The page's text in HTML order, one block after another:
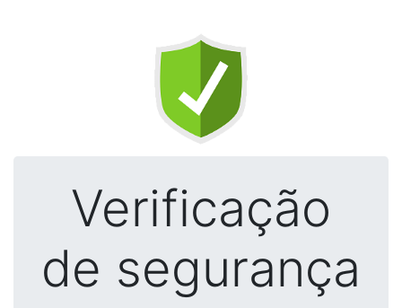
Verificação
de segurança